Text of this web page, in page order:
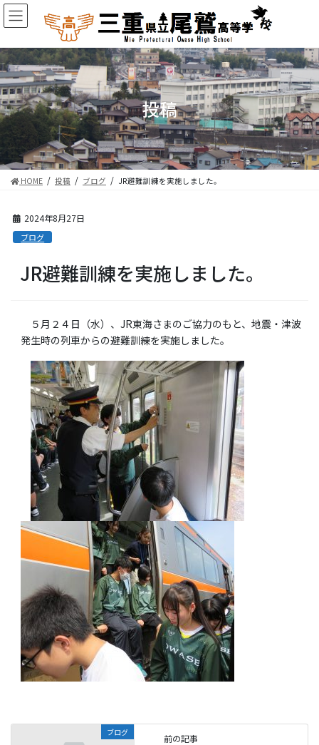
コ
ン
ン
ツ
に
移
動
ナ
ビ
ー
シ
ョ
ン
に
移
動
投稿
HOME 投稿 ブログ JR避難訓練を実施しました。
2024年8月27日
ブログ
JR避難訓練を実施しました。
５月２４日（水）、JR東海さまのご協力のもと、地震・津波
発生時の列車からの避難訓練を実施しました。
ブログ
前の記事